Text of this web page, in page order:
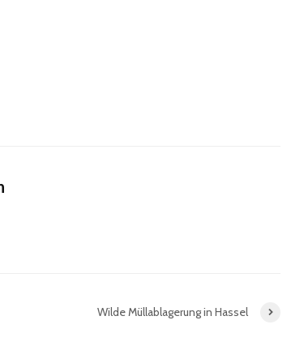
Wilde Müllablagerung in Hassel